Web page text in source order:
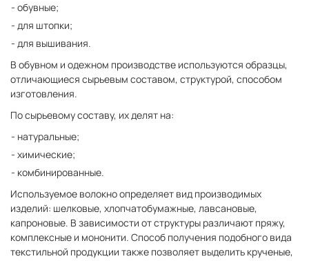
обувные;
для штопки;
для вышивания.
В обувном и одежном производстве используются образцы,
отличающиеся сырьевым составом, структурой, способом
изготовления.
По сырьевому составу, их делят на:
натуральные;
химические;
комбинированные.
Используемое волокно определяет вид производимых
изделий: шелковые, хлопчатобумажные, лавсановые,
капроновые. В зависимости от структуры различают пряжу,
комплексные и мононити. Способ получения подобного вида
текстильной продукции также позволяет выделить крученые,